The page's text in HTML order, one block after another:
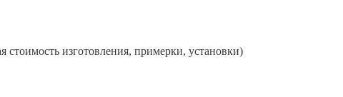
изготовления, примерки, установки)